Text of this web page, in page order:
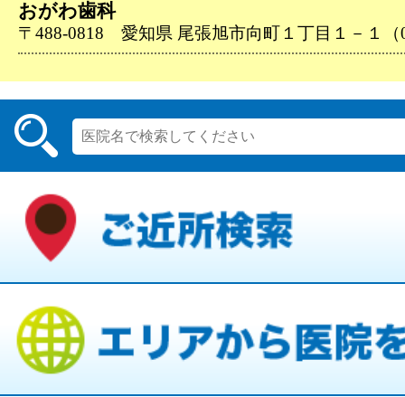
おがわ歯科
〒488-0818 愛知県 尾張旭市向町１丁目１－１（